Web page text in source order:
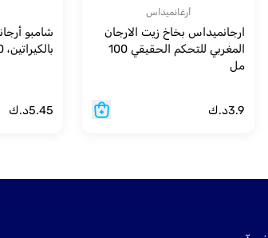
أرغانميداس
ارجانميداس بخاخ زيت الارجان
المغربي للتحكم الحقيقي 100
مل
3.9د.ك
شامبو
بالكيراتين، 450 مل
5.45د.ك